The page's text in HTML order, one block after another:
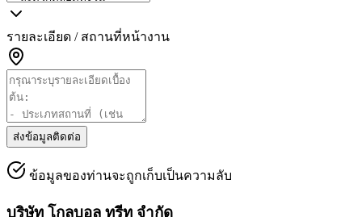
รายละเอียด / สถานที่หน้างาน
ส่งข้อมูลติดต่อ
ข้อมูลของท่านจะถูกเก็บเป็นความลับ
บริษัท โกลบอล ทรีท จำกัด